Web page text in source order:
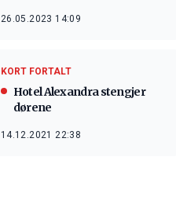
26.05.2023 14:09
KORT FORTALT
Hotel Alexandra stengjer
dørene
14.12.2021 22:38